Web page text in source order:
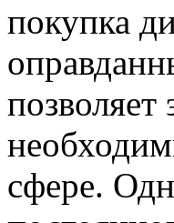
покупка
сфере.